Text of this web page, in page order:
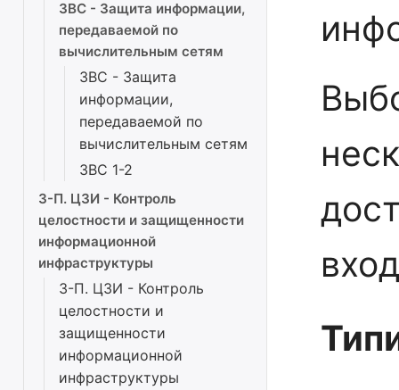
ЗВС - Защита информации,
передаваемой по
вычислительным сетям
ЗВС - Защита
информации,
передаваемой по
вычислительным сетям
ЗВС 1-2
3-П. ЦЗИ - Контроль
целостности и защищенности
информационной
инфраструктуры
3-П. ЦЗИ - Контроль
целостности и
защищенности
информационной
инфраструктуры